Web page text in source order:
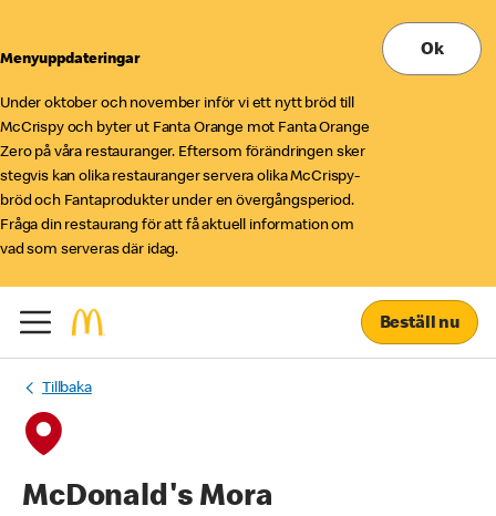
Menyuppdateringar
Under oktober och november inför vi ett nytt bröd till
McCrispy och byter ut Fanta Orange mot Fanta Orange
Zero på våra restauranger. Eftersom förändringen sker
stegvis kan olika restauranger servera olika McCrispy-
bröd och Fantaprodukter under en övergångsperiod.
Fråga din restaurang för att få aktuell information om
vad som serveras där idag.
Ok
Beställ nu
Tillbaka
McDonald's Mora